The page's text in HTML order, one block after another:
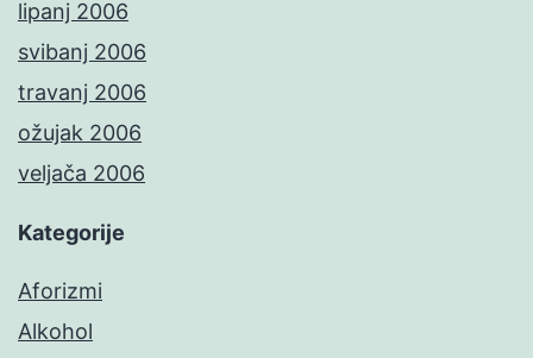
lipanj 2006
svibanj 2006
travanj 2006
ožujak 2006
veljača 2006
Kategorije
Aforizmi
Alkohol